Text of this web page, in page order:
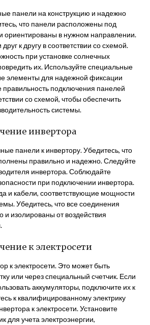
панели на конструкцию и надежно
что панели расположены под
ориентированы в нужном направлении.
к другу в соответствии со схемой.
при установке солнечных
их. Используйте специальные
элементы для надежной фиксации
правильность подключения панелей
со схемой, чтобы обеспечить
системы.
инвертора
панели к инвертору. Убедитесь, что
правильно и надежно. Следуйте
инвертора. Соблюдайте
при подключении инвертора.
и кабели, соответствующие мощности
Убедитесь, что все соединения
изолированы от воздействия
к электросети
к электросети. Это может быть
или через специальный счетчик. Если
аккумуляторы, подключите их к
к квалифицированному электрику
к электросети. Установите
для учета электроэнергии,